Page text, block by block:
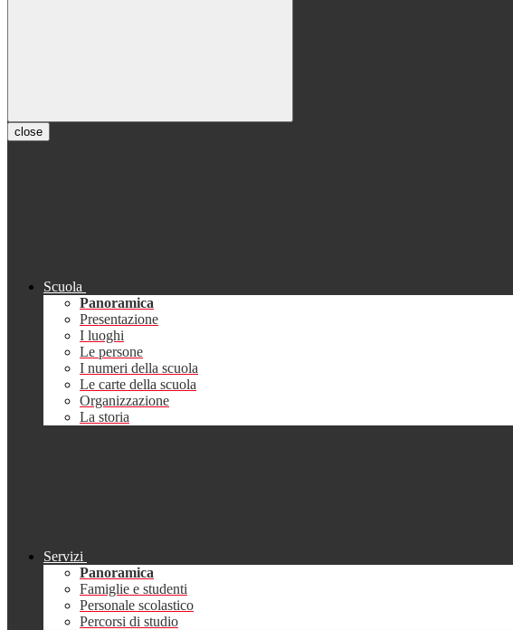
close
Scuola
Panoramica
Presentazione
I luoghi
Le persone
I numeri della scuola
Le carte della scuola
Organizzazione
La storia
Servizi
Panoramica
Famiglie e studenti
Personale scolastico
Percorsi di studio